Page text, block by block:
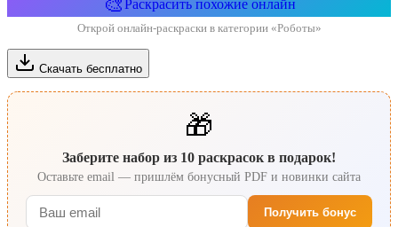
Раскрасить похожие онлайн
Открой онлайн-раскраски в категории «Роботы»
Скачать бесплатно
🎁
Заберите набор из 10 раскрасок в подарок!
Оставьте email — пришлём бонусный PDF и новинки сайта
Получить бонус